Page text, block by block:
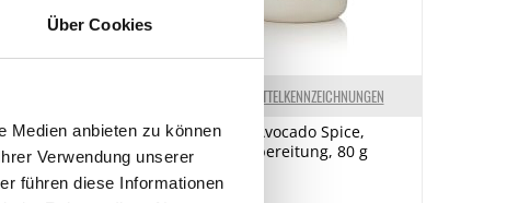
Über Cookies
Medien anbieten zu können
Verwendung unserer
führen diese Informationen
mitteldick,
Europa, TK,
LEBENSMITTELKENNZEICHNUNGEN
POTLUCK Avocado Spice,
Gewürzzubereitung, 80 g